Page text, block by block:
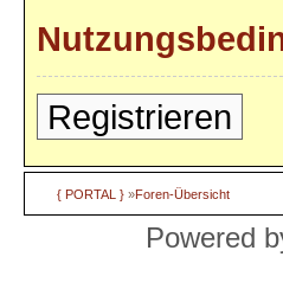
Registrieren
{ PORTAL } »Foren-Übersicht
Powered